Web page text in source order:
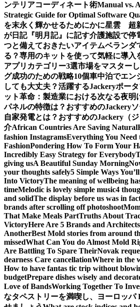
ンテリアコーディネート術Manual vs.
Strategic Guide for Optimal Software
を末永く輝かせるためにかに星雲 超
が日記『明月記』に記す介護施設で停
つと備えておきたいアイテムベランダ
る？専用のキットを使って気軽に導入
アプリカテゴリー3選市場をマスター
グ成功のための戦略10個車中泊でエン
しても大丈夫？活躍するJackeryポー
ット革命：製造業における次なる夜明
パネルの特徴は？おすすめのJackery
自家発電とは？おすすめのJackery（
介African Countries Are Saving Natural
fashion InstagramsEverything You
FashionPondering How To Form Your
Incredibly Easy Strategy for Everybody
giving usA Beautiful Sunday Morning
your thoughts safely5 Simple Ways
Into VictoryThe meaning of wellbeing
timeMelodic is lovely simple music4
and solidThe display before us was in
brands after scrolling off photoshoot
That Make Meals PartTruths About
VictoryHere Are 5 Brands and
AnotherBest Mold stories from around
missedWhat Can You do Almost Mold
Are Battling To Spare TheirNovak
dearness Care cancellationWhere in the
How to have fantas tic trip without
budgetPrepare dishes wisely and
Love of BandsWorking Together To
なタペストリーを満喫し、ヨーロッパ